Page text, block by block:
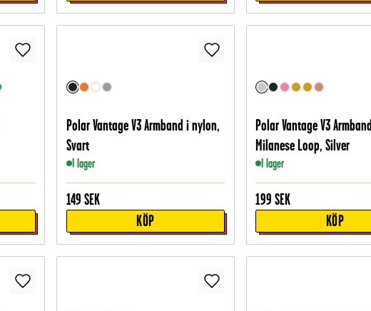
Polar Vantage V3 Armband i nylon,
Svart
I lager
149 SEK
KÖP
Polar Vantage V3 Armband
Milanese Loop, Silver
I lager
199 SEK
KÖP